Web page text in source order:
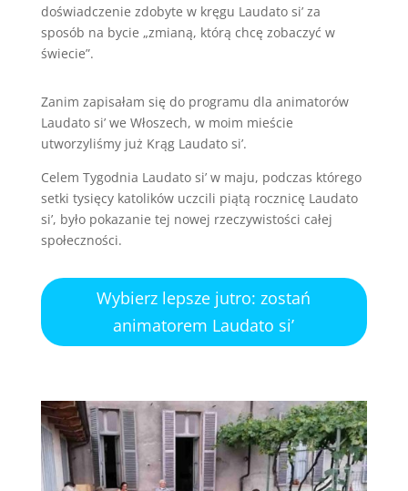
doświadczenie zdobyte w kręgu Laudato si’ za
sposób na bycie „zmianą, którą chcę zobaczyć w
świecie”.
Zanim zapisałam się do programu dla animatorów
Laudato si’ we Włoszech, w moim mieście
utworzyliśmy już Krąg Laudato si’.
Celem Tygodnia Laudato si’ w maju, podczas którego
setki tysięcy katolików uczcili piątą rocznicę Laudato
si’, było pokazanie tej nowej rzeczywistości całej
społeczności.
Wybierz lepsze jutro: zostań
animatorem Laudato si’